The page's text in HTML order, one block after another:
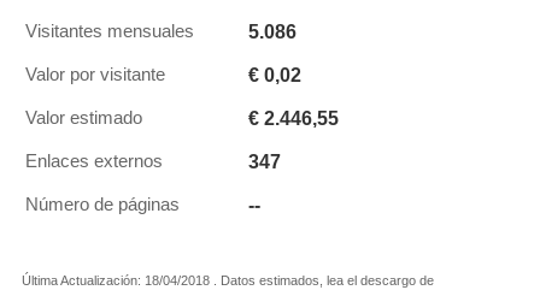
Visitantes mensuales 5.086
Valor por visitante € 0,02
Valor estimado € 2.446,55
Enlaces externos 347
Número de páginas --
Última Actualización: 18/04/2018 . Datos estimados, lea el descargo de